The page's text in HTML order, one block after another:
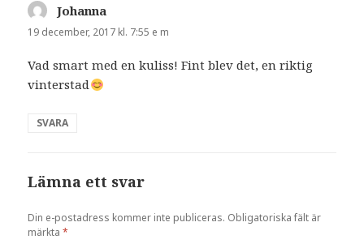
Johanna
19 december, 2017 kl. 7:55 e m
Vad smart med en kuliss! Fint blev det, en riktig
vinterstad
SVARA
Lämna ett svar
Din e-postadress kommer inte publiceras. Obligatoriska fält är
märkta*